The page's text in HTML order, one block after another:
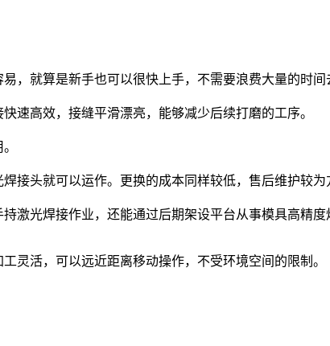
就算是新手也可以很快上手，不需要浪费大量的时间
高效，接缝平滑漂亮，能够减少后续打磨的工序。
头就可以运作。更换的成本同样较低，售后维护较为
光焊接作业，还能通过后期架设平台从事模具高精度
活，可以远近距离移动操作，不受环境空间的限制。